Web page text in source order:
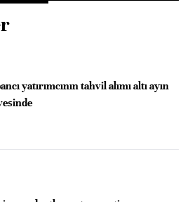
yatırımcının tahvil alımı altı ayın